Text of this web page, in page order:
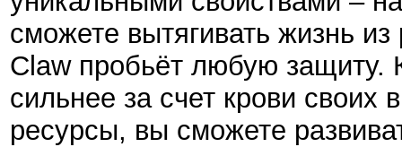
сможете вытягивать жизнь
Claw пробьёт любую защиту.
сильнее за счет крови своих
ресурсы, вы сможете